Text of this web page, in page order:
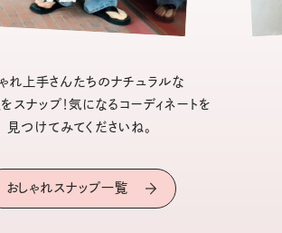
れ上手さんたちのナチュラルな
スナップ！気になるコーディネートを
見つけてみてくださいね。
おしゃれスナップ一覧